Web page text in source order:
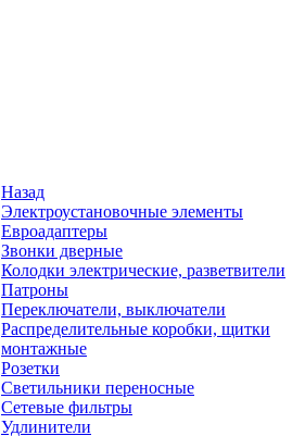
Назад
Электроустановочные элементы
Евроадаптеры
Звонки дверные
Колодки электрические, разветвители
Патроны
Переключатели, выключатели
Распределительные коробки, щитки
монтажные
Розетки
Светильники переносные
Сетевые фильтры
Удлинители